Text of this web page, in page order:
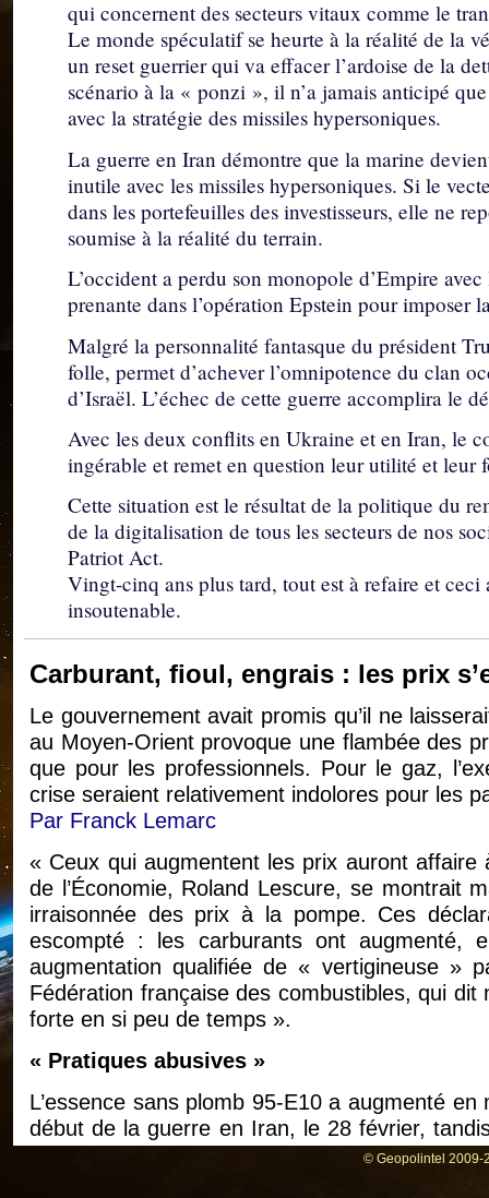
qui concernent des secteurs vitaux comme le
Le monde spéculatif se heurte à la réalité de la
un reset guerrier qui va effacer l’ardoise de la
scénario à la « ponzi », il n’a jamais anticipé
avec la stratégie des missiles hypersoniques.
La guerre en Iran démontre que la marine
inutile avec les missiles hypersoniques. Si le
dans les portefeuilles des investisseurs, elle ne
soumise à la réalité du terrain.
L’occident a perdu son monopole d’Empire
prenante dans l’opération Epstein pour imposer
Malgré la personnalité fantasque du président
folle, permet d’achever l’omnipotence du clan
d’Israël. L’échec de cette guerre accomplira le
Avec les deux conflits en Ukraine et en Iran, le
ingérable et remet en question leur utilité et leur
Cette situation est le résultat de la politique du
de la digitalisation de tous les secteurs de nos
Patriot Act.
Vingt-cinq ans plus tard, tout est à refaire et
insoutenable.
Carburant, fioul, engrais : les prix
Le gouvernement avait promis qu’il ne
au Moyen-Orient provoque une flambée des
que pour les professionnels. Pour le gaz,
crise seraient relativement indolores pour les
Par Franck Lemarc
« Ceux qui augmentent les prix auront
de l’Économie, Roland Lescure, se montrait
irraisonnée des prix à la pompe. Ces
escompté : les carburants ont augmenté,
augmentation qualifiée de « vertigineuse »
Fédération française des combustibles, qui dit
forte en si peu de temps ».
« Pratiques abusives »
L’essence sans plomb 95-E10 a augmenté
début de la guerre en Iran, le 28 février,
passant dans de nombreuses stations au-
© Geopolintel 2009-